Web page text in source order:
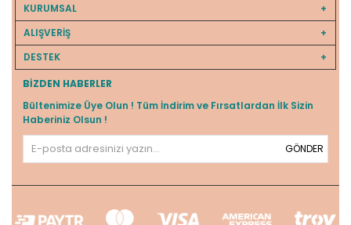
KURUMSAL
ALIŞVERİŞ
DESTEK
BIZDEN HABERLER
Bültenimize Üye Olun ! Tüm İndirim ve Fırsatlardan İlk Sizin
Haberiniz Olsun !
GÖNDER